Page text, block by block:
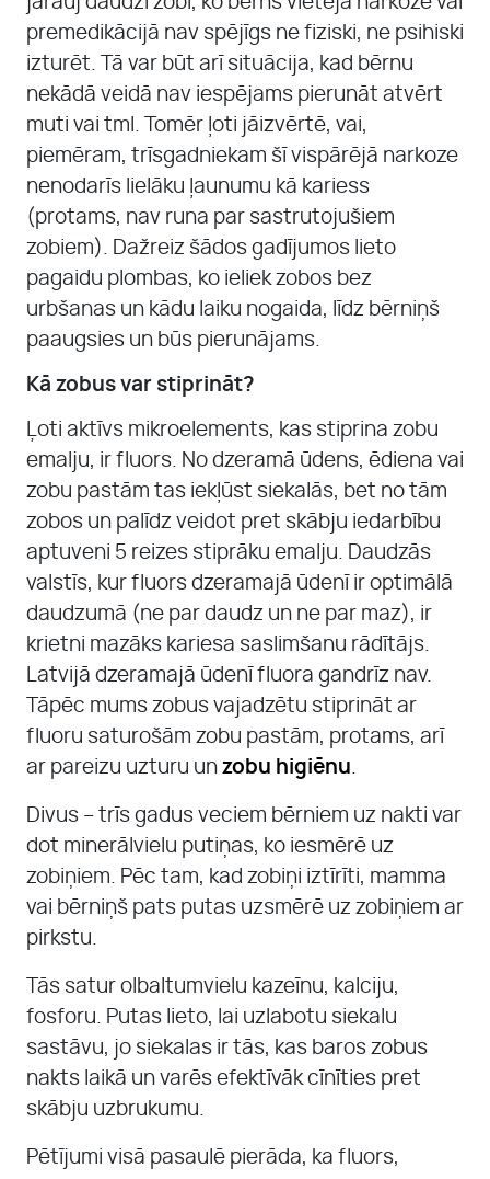
premedikācijā nav spējīgs ne fiziski, ne psihiski
izturēt. Tā var būt arī situācija, kad bērnu
nekādā veidā nav iespējams pierunāt atvērt
muti vai tml. Tomēr ļoti jāizvērtē, vai,
piemēram, trīsgadniekam šī vispārējā narkoze
nenodarīs lielāku ļaunumu kā kariess
(protams, nav runa par sastrutojušiem
zobiem). Dažreiz šādos gadījumos lieto
pagaidu plombas, ko ieliek zobos bez
urbšanas un kādu laiku nogaida, līdz bērniņš
paaugsies un būs pierunājams.
Kā zobus var stiprināt?
Ļoti aktīvs mikroelements, kas stiprina zobu
emalju, ir fluors. No dzeramā ūdens, ēdiena vai
zobu pastām tas iekļūst siekalās, bet no tām
zobos un palīdz veidot pret skābju iedarbību
aptuveni 5 reizes stiprāku emalju. Daudzās
valstīs, kur fluors dzeramajā ūdenī ir optimālā
daudzumā (ne par daudz un ne par maz), ir
krietni mazāks kariesa saslimšanu rādītājs.
Latvijā dzeramajā ūdenī fluora gandrīz nav.
Tāpēc mums zobus vajadzētu stiprināt ar
fluoru saturošām zobu pastām, protams, arī
ar pareizu uzturu un zobu higiēnu.
Divus – trīs gadus veciem bērniem uz nakti var
dot minerālvielu putiņas, ko iesmērē uz
zobiņiem. Pēc tam, kad zobiņi iztīrīti, mamma
vai bērniņš pats putas uzsmērē uz zobiņiem ar
pirkstu.
Tās satur olbaltumvielu kazeīnu, kalciju,
fosforu. Putas lieto, lai uzlabotu siekalu
sastāvu, jo siekalas ir tās, kas baros zobus
nakts laikā un varēs efektīvāk cīnīties pret
skābju uzbrukumu.
Pētījumi visā pasaulē pierāda, ka fluors,